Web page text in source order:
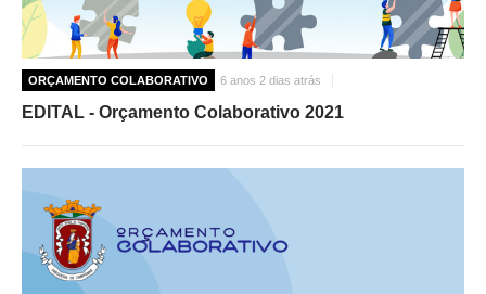
ORÇAMENTO COLABORATIVO 6 anos 2 dias atrás
EDITAL - Orçamento Colaborativo 2021